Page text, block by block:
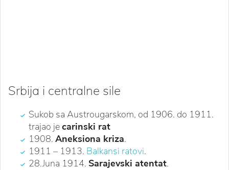
Srbija i centralne sile
Sukob sa Austrougarskom, od 1906. do 1911.
trajao jecarinski rat
1908. Aneksiona kriza.
1911 – 1913. Balkansi ratovi.
28.Juna 1914. Sarajevski atentat.